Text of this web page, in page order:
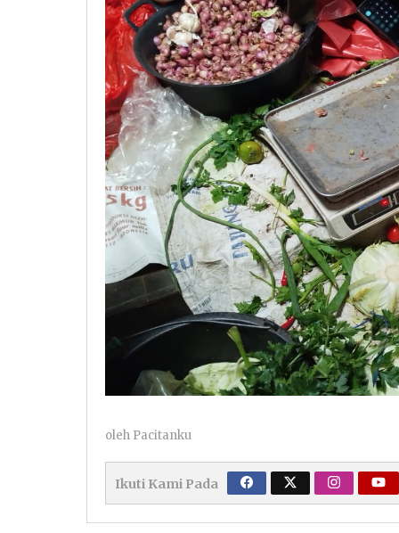
oleh Pacitanku
Ikuti Kami Pada